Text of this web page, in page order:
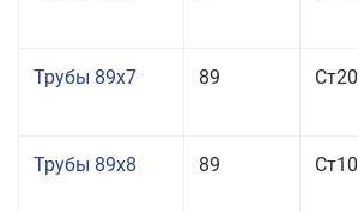
Трубы 89x7 89 Ст20
Трубы 89x8 89 Ст10